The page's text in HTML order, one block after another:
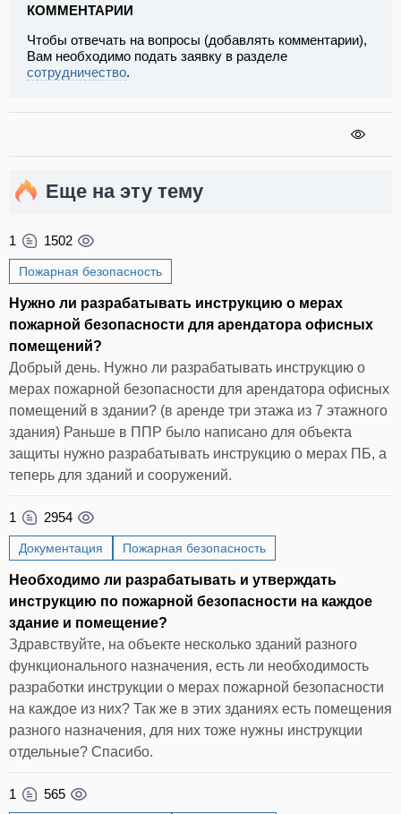
КОММЕНТАРИИ
Чтобы отвечать на вопросы (добавлять комментарии),
Вам необходимо подать заявку в разделе
сотрудничество.
Еще на эту тему
1 1502
Пожарная безопасность
Нужно ли разрабатывать инструкцию о мерах
пожарной безопасности для арендатора офисных
помещений?
Добрый день. Нужно ли разрабатывать инструкцию о
мерах пожарной безопасности для арендатора офисных
помещений в здании? (в аренде три этажа из 7 этажного
здания) Раньше в ППР было написано для объекта
защиты нужно разрабатывать инструкцию о мерах ПБ, а
теперь для зданий и сооружений.
1 2954
Документация Пожарная безопасность
Необходимо ли разрабатывать и утверждать
инструкцию по пожарной безопасности на каждое
здание и помещение?
Здравствуйте, на объекте несколько зданий разного
функционального назначения, есть ли необходимость
разработки инструкции о мерах пожарной безопасности
на каждое из них? Так же в этих зданиях есть помещения
разного назначения, для них тоже нужны инструкции
отдельные? Спасибо.
1 565